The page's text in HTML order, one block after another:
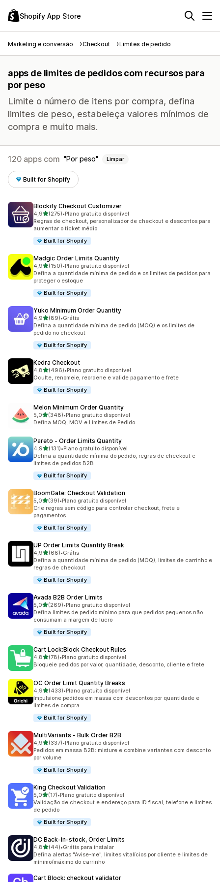
Shopify App Store
Marketing e conversão Checkout Limites de pedido
apps de limites de pedidos com recursos para
por peso
Limite o número de itens por compra, defina
limites de peso, estabeleça valores mínimos de
compra e muito mais.
120 apps com Por peso Limpar
Built for Shopify
Blockify Checkout Customizer
4,9de 5 estrelas
(275)
275 avaliações ao todo
•Plano gratuito disponível
Regras de checkout, personalizador de checkout e descontos para
aumentar o ticket médio
Built for Shopify
Madgic Order Limits Quantity
4,9de 5 estrelas
(150)
150 avaliações ao todo
•Plano gratuito disponível
Defina a quantidade mínima de pedido e os limites de pedidos para
proteger o estoque
Built for Shopify
Yuko Minimum Order Quantity
4,9de 5 estrelas
(89)
89 avaliações ao todo
•Grátis
Defina a quantidade mínima de pedido (MOQ) e os limites de
pedido no checkout
Built for Shopify
Kedra Checkout
4,8de 5 estrelas
(496)
496 avaliações ao todo
•Plano gratuito disponível
Oculte, renomeie, reordene e valide pagamento e frete
Built for Shopify
Melon Minimum Order Quantity
5,0de 5 estrelas
(348)
348 avaliações ao todo
•Plano gratuito disponível
Defina MOQ, MOV e Limites de Pedido
Pareto ‑ Order Limits Quantity
4,9de 5 estrelas
(131)
131 avaliações ao todo
•Plano gratuito disponível
Defina a quantidade mínima do pedido, regras de checkout e
limites de pedidos B2B
Built for Shopify
BoomGate: Checkout Validation
5,0de 5 estrelas
(39)
39 avaliações ao todo
•Plano gratuito disponível
Crie regras sem código para controlar checkout, frete e
pagamentos
Built for Shopify
UP Order Limits Quantity Break
4,9de 5 estrelas
(68)
68 avaliações ao todo
•Grátis
Defina a quantidade mínima de pedido (MOQ), limites de carrinho e
regras de checkout
Built for Shopify
Avada B2B Order Limits
5,0de 5 estrelas
(269)
269 avaliações ao todo
•Plano gratuito disponível
Defina limites de pedido mínimo para que pedidos pequenos não
consumam a margem de lucro
Built for Shopify
Cart Lock:Block Checkout Rules
4,8de 5 estrelas
(78)
78 avaliações ao todo
•Plano gratuito disponível
Bloqueie pedidos por valor, quantidade, desconto, cliente e frete
OC Order Limit Quantity Breaks
4,9de 5 estrelas
(433)
433 avaliações ao todo
•Plano gratuito disponível
Impulsione pedidos em massa com descontos por quantidade e
limites de compra
Built for Shopify
MultiVariants ‑ Bulk Order B2B
4,9de 5 estrelas
(337)
337 avaliações ao todo
•Plano gratuito disponível
Pedidos em massa B2B: misture e combine variantes com desconto
por volume
Built for Shopify
King Checkout Validation
5,0de 5 estrelas
(17)
17 avaliações ao todo
•Plano gratuito disponível
Validação de checkout e endereço para ID fiscal, telefone e limites
de pedido
Built for Shopify
DC Back‑in‑stock, Order Limits
4,8de 5 estrelas
(44)
44 avaliações ao todo
•Grátis para instalar
Defina alertas "Avise-me", limites vitalícios por cliente e limites de
mínimo/máximo do carrinho
Cart Block: checkout validator